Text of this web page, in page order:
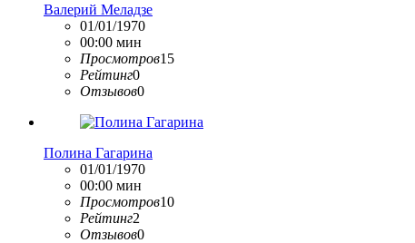
Валерий Меладзе
01/01/1970
00:00 мин
Просмотров15
Рейтинг0
Отзывов0
Полина Гагарина
01/01/1970
00:00 мин
Просмотров10
Рейтинг2
Отзывов0